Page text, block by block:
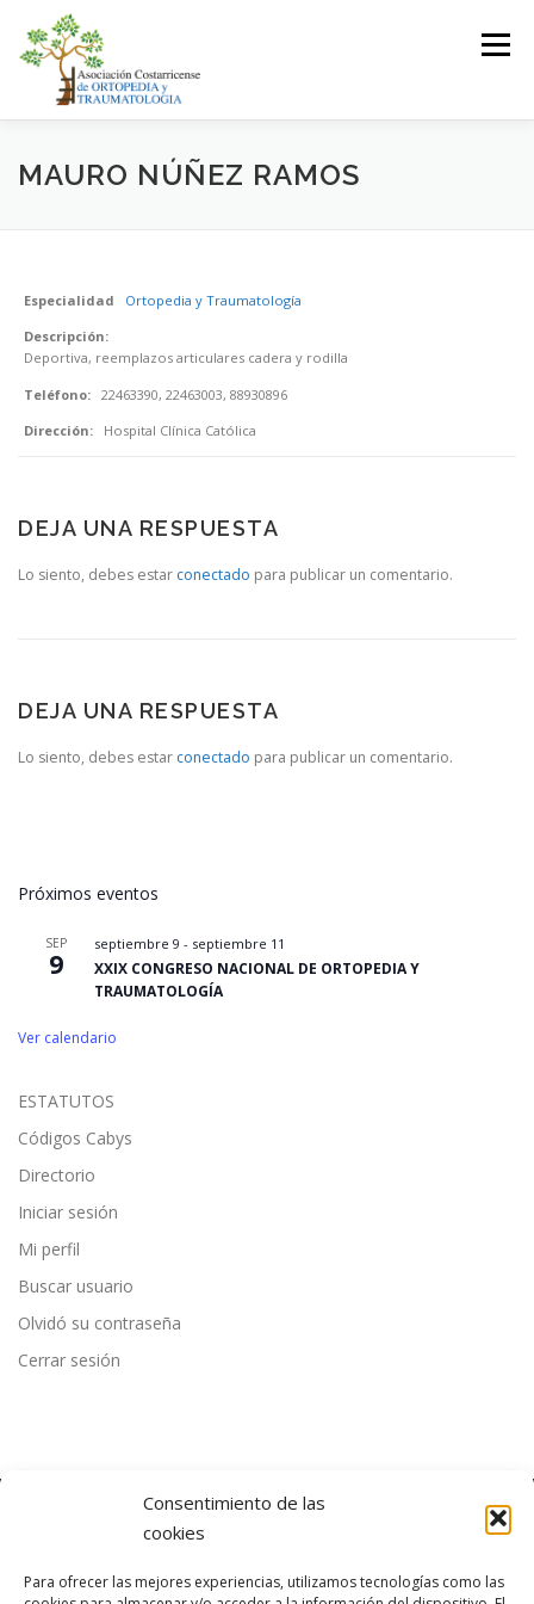
Consentimiento de las
cookies
Para ofrecer las mejores experiencias, utilizamos tecnologías como las
contenido
Menú
LA ASOCIACIÓN ASOCIADOS
INICIAR SESIÓN
MAURO NÚÑEZ RAMOS
Especialidad
Ortopedia y Traumatología
Descripción:
Deportiva, reemplazos articulares cadera y rodilla
Teléfono: 22463390, 22463003, 88930896
Dirección:
Hospital Clínica Católica
DEJA UNA RESPUESTA
Lo siento, debes estar conectado para publicar un comentario.
DEJA UNA RESPUESTA
Lo siento, debes estar conectado para publicar un comentario.
Próximos eventos
SEP
9
septiembre 9 - septiembre 11
XXIX CONGRESO NACIONAL DE ORTOPEDIA Y
TRAUMATOLOGÍA
Ver calendario
ESTATUTOS
Códigos Cabys
Directorio
Iniciar sesión
Mi perfil
Buscar usuario
Olvidó su contraseña
Cerrar sesión